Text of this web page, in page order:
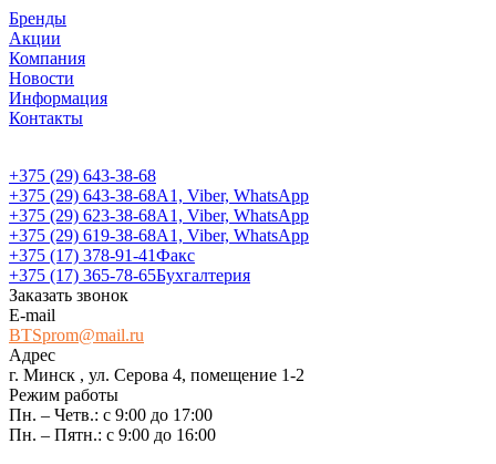
Бренды
Акции
Компания
Новости
Информация
Контакты
+375 (29) 643-38-68
+375 (29) 643-38-68А1, Viber, WhatsApp
+375 (29) 623-38-68А1, Viber, WhatsApp
+375 (29) 619-38-68А1, Viber, WhatsApp
+375 (17) 378-91-41Факс
+375 (17) 365-78-65Бухгалтерия
Заказать звонок
E-mail
BTSprom@mail.ru
Адрес
г. Минск , ул. Серова 4, помещение 1-2
Режим работы
Пн. – Четв.: с 9:00 до 17:00
Пн. – Пятн.: с 9:00 до 16:00